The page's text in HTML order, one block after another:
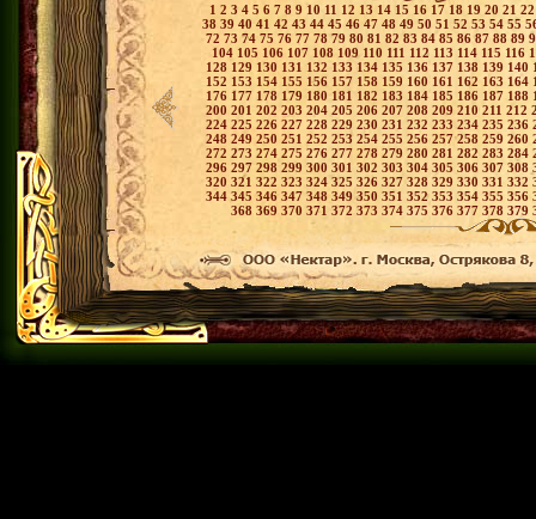
1 2 3 4 5 6 7 8 9 10 11 12 13 14 15 16 17 18 19 20 21
38 39 40 41 42 43 44 45 46 47 48 49 50 51 52 53 54 55
72 73 74 75 76 77 78 79 80 81 82 83 84 85 86 87 88 89
104 105 106 107 108 109 110 111 112 113 114 115 116
128 129 130 131 132 133 134 135 136 137 138 139 140
152 153 154 155 156 157 158 159 160 161 162 163 164
176 177 178 179 180 181 182 183 184 185 186 187 188
200 201 202 203 204 205 206 207 208 209 210 211 212
224 225 226 227 228 229 230 231 232 233 234 235 236
248 249 250 251 252 253 254 255 256 257258 259 260
272 273 274 275 276 277 278 279 280 281 282 283 284
296 297 298 299 300 301 302 303 304 305 306 307 308
320 321 322 323 324 325 326 327 328 329 330 331 332
344 345 346 347 348 349350 351 352 353 354 355 356
368 369 370 371 372 373 374 375 376 377 378 379